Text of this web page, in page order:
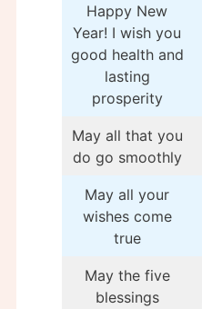
Happy New
Year! I wish you
good health and
lasting
prosperity
May all that you
do go smoothly
May all your
wishes come
true
May the five
blessings